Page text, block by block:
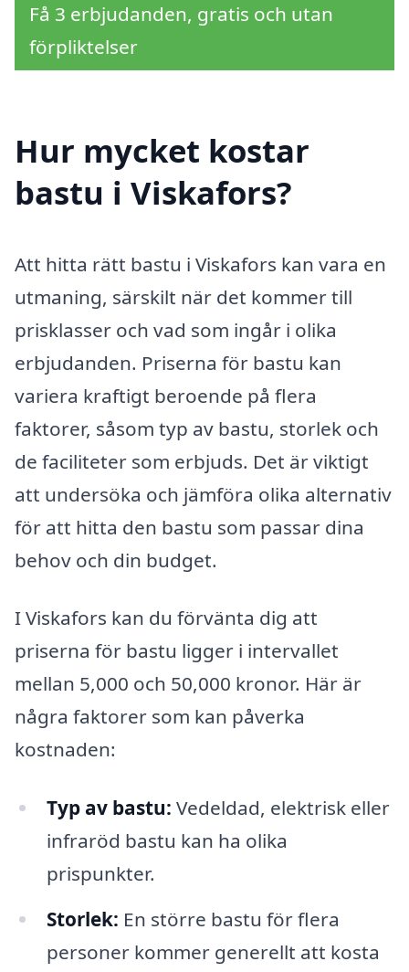
Få 3 erbjudanden, gratis och utan
förpliktelser
Hur mycket kostar
bastu i Viskafors?
Att hitta rätt bastu i Viskafors kan vara en
utmaning, särskilt när det kommer till
prisklasser och vad som ingår i olika
erbjudanden. Priserna för bastu kan
variera kraftigt beroende på flera
faktorer, såsom typ av bastu, storlek och
de faciliteter som erbjuds. Det är viktigt
att undersöka och jämföra olika alternativ
för att hitta den bastu som passar dina
behov och din budget.
I Viskafors kan du förvänta dig att
priserna för bastu ligger i intervallet
mellan 5,000 och 50,000 kronor. Här är
några faktorer som kan påverka
kostnaden:
Typ av bastu: Vedeldad, elektrisk eller
infraröd bastu kan ha olika
prispunkter.
Storlek: En större bastu för flera
personer kommer generellt att kosta